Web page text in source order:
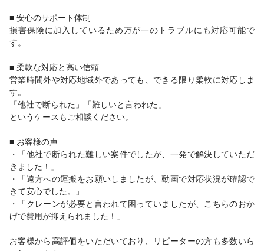
■ 安心のサポート体制
損害保険に加入しているため万が一のトラブルにも対応可能で
す。
■ 柔軟な対応と高い信頼
営業時間外や対応地域外であっても、できる限り柔軟に対応しま
す。
「他社で断られた」「難しいと言われた」
というケースもご相談ください。
■ お客様の声
・「他社で断られた難しい案件でしたが、一発で解決していただ
きました！」
・「遠方への運搬をお願いしましたが、動画で対応状況が確認で
きて安心でした。」
・「クレーンが必要と言われて困っていましたが、こちらのおか
げで費用が抑えられました！」
お客様から高評価をいただいており、リピーターの方も多数いら